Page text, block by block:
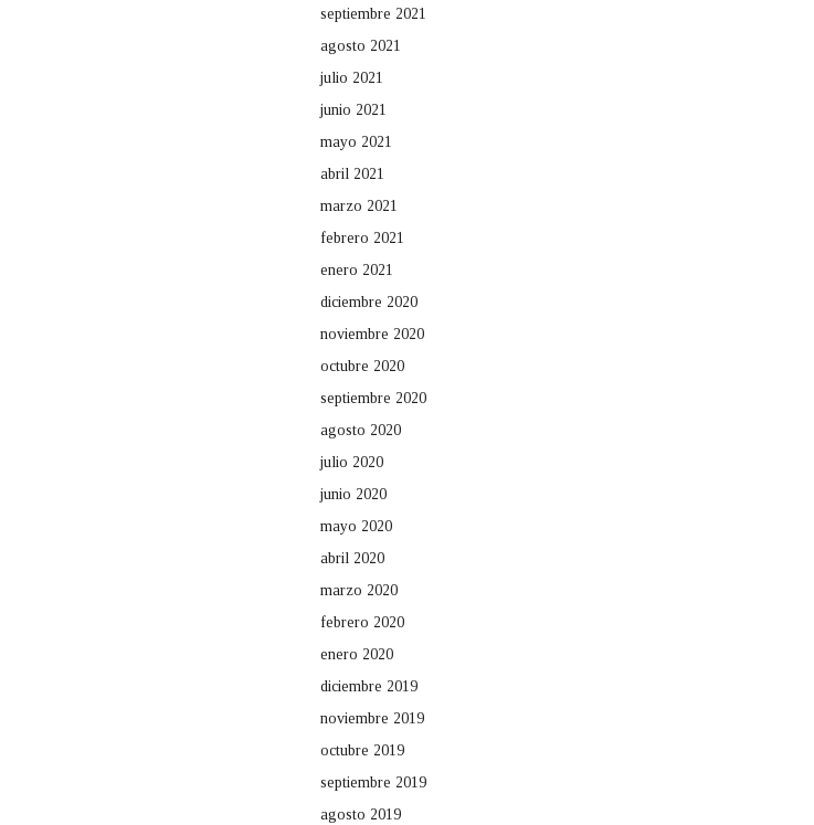
septiembre 2021
agosto 2021
julio 2021
junio 2021
mayo 2021
abril 2021
marzo 2021
febrero 2021
enero 2021
diciembre 2020
noviembre 2020
octubre 2020
septiembre 2020
agosto 2020
julio 2020
junio 2020
mayo 2020
abril 2020
marzo 2020
febrero 2020
enero 2020
diciembre 2019
noviembre 2019
octubre 2019
septiembre 2019
agosto 2019